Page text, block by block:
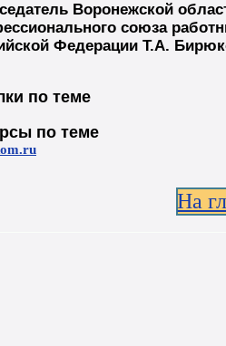
Воронежской
союза
Федерации Т.А.
по теме
по теме
На